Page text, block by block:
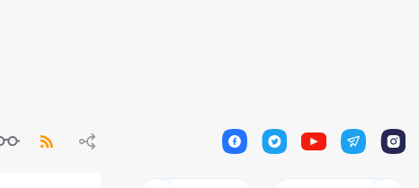
1 1 1 1 1